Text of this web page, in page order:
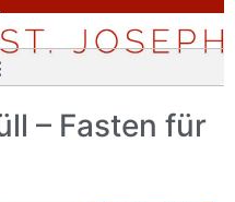
– Fasten für